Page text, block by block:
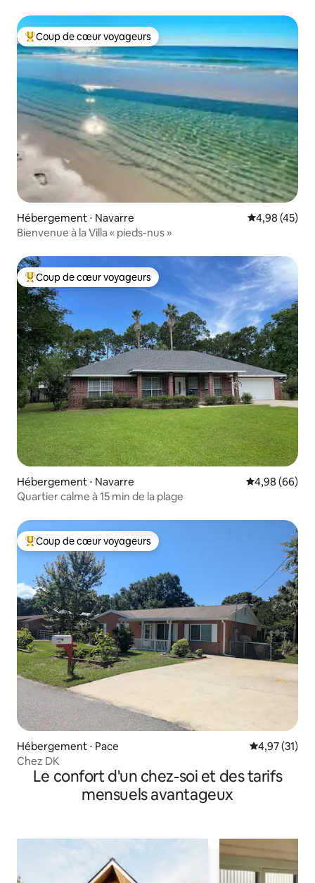
Coups de cœur voyageurs les plus appréciés
Coup de cœur voyageurs
Hébergement ⋅ Navarre Évaluation
4,98 (45)
Bienvenue à la Villa « pieds-nus »
Coups de cœur voyageurs les plus appréciés
Coup de cœur voyageurs
Hébergement ⋅ Navarre Évaluation
4,98 (66)
Quartier calme à 15 min de la plage
Coups de cœur voyageurs les plus appréciés
Coup de cœur voyageurs
Hébergement ⋅ Pace Évaluation
4,97 (31)
Chez DK
Le confort d'un chez-soi et des tarifs
mensuels avantageux